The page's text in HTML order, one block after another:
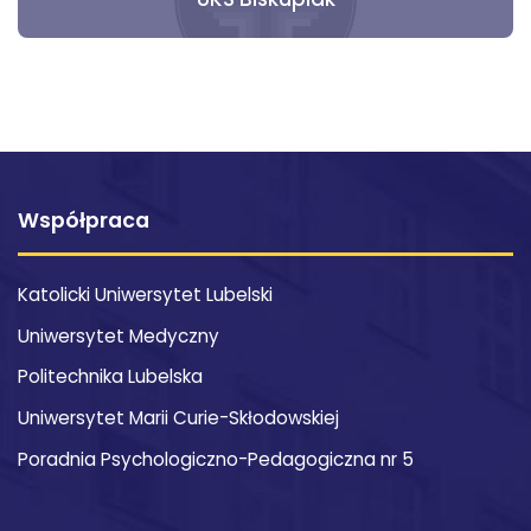
Współpraca
Katolicki Uniwersytet Lubelski
Uniwersytet Medyczny
Politechnika Lubelska
Uniwersytet Marii Curie-Skłodowskiej
Poradnia Psychologiczno-Pedagogiczna nr 5